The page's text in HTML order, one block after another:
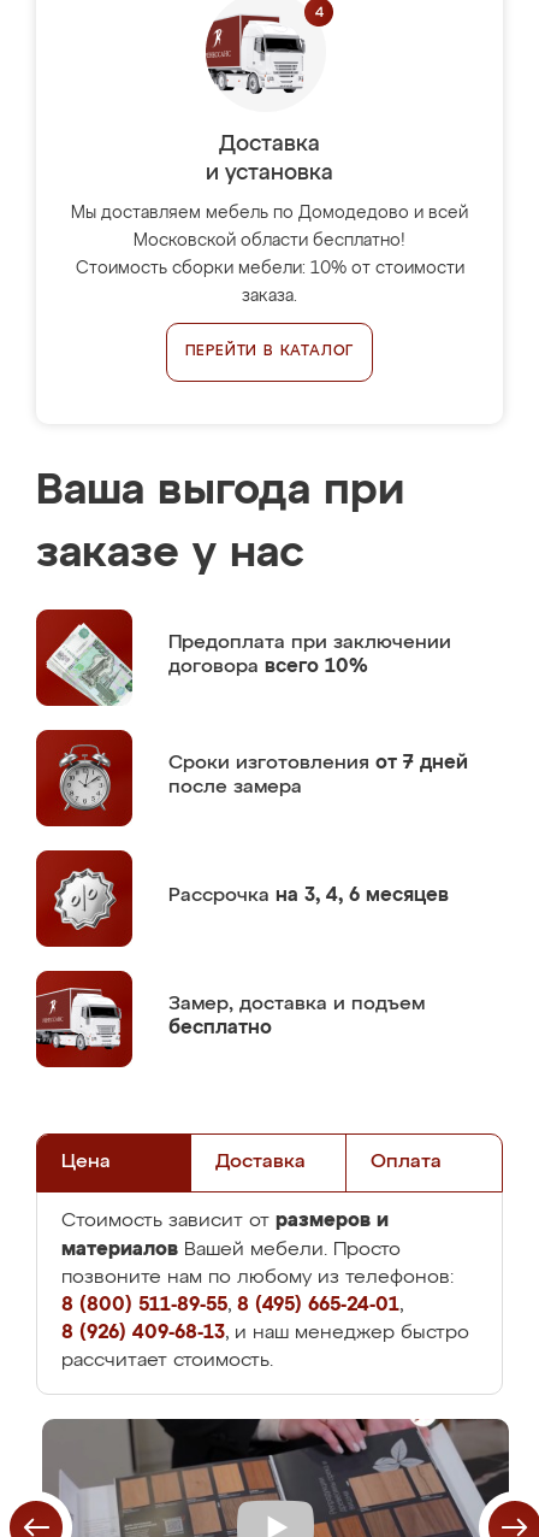
Доставка
и установка
Мы доставляем мебель по Домодедово и всей
Московской области бесплатно!
Стоимость сборки мебели: 10% от стоимости
заказа.
ПЕРЕЙТИ В КАТАЛОГ
Ваша выгода при
заказе у нас
Предоплата при заключении
договора всего 10%
Сроки изготовления от 7 дней
после замера
Рассрочка на 3, 4, 6 месяцев
Замер, доставка и подъем
бесплатно
Цена Доставка Оплата
Стоимость зависит от размеров и
материалов Вашей мебели. Просто
позвоните нам по любому из телефонов:
8 (800) 511-89-55, 8 (495) 665-24-01,
8 (926) 409-68-13, и наш менеджер быстро
рассчитает стоимость.